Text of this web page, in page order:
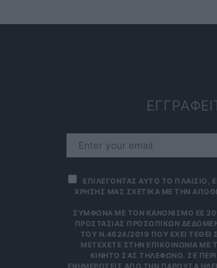
ΕΠΙΛΕΓΟΝΤΑΣ ΑΥΤΟ ΤΟ ΠΛΑΙΣΙΟ,
ΧΡΗΣΗΣ ΜΑΣ ΣΧΕΤΙΚΑ ΜΕ ΤΗΝ
ΣΎΜΦΩΝΑ ΜΕ ΤΟΝ ΚΑΝΟΝΙΣΜΌ ΕΕ
ΠΡΟΣΤΑΣΊΑΣ ΠΡΟΣΩΠΙΚΏΝ
ΤΟΥ Ν.4624/2019 ΠΟΥ ΈΧΕΙ ΤΕΘΕΊ
ΜΕΤΈΧΕΤΕ ΣΤΗΝ ΕΠΙΚΟΙΝΩΝΊΑ ΜΕ
ΙΝΗΤΌ ΣΑΣ ΤΗΛΈΦΩΝΟ. ΣΕ
ΝΗΜΕΡΏΣΕΙΣ ΑΠΌ ΤΗΝ ΠΑΡΟΎΣΑ